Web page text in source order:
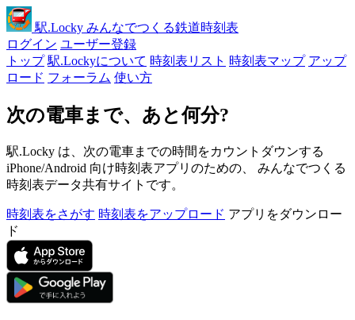
駅.Locky みんなでつくる鉄道時刻表
ログイン ユーザー登録
トップ 駅.Lockyについて 時刻表リスト 時刻表マップ アップ
ロード フォーラム 使い方
次の電車まで、あと何分?
駅.Locky は、次の電車までの時間をカウントダウンする
iPhone/Android 向け時刻表アプリのための、 みんなでつくる
時刻表データ共有サイトです。
時刻表をさがす 時刻表をアップロード アプリをダウンロー
ド